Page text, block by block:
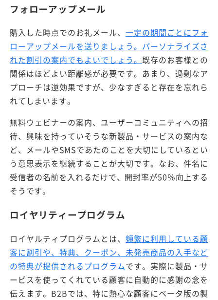
フォローアップメール
購入した時点でのお礼メール、一定の期間ごとにフォ
ローアップメールを送りましょう。パーソナライズさ
れた割引の案内でもよいでしょう。既存のお客様との
関係はほどよい距離感が必要です。あまり、過剰なア
プローチは逆効果ですが、少なすぎると存在を忘れら
れてしまいます。
無料ウェビナーの案内、ユーザーコミュニティへの招
待、興味を持っていそうな新製品・サービスの案内な
ど、メールやSMSであたのことを大切にしているとい
う意思表示を継続することが大切です。なお、件名に
受信者の名前を入れるだけで、開封率が50％向上する
そうです。
ロイヤリティープログラム
ロイヤルティプログラムとは、頻繁に利用している顧
客に割引や、特典、クーポン、未発売商品の入手など
の特典が提供されるプログラムです。実際に製品・サ
ービスを使ってくれている顧客に自動的に感謝の念を
伝えます。B2Bでは、特に熱心な顧客にベータ版の製